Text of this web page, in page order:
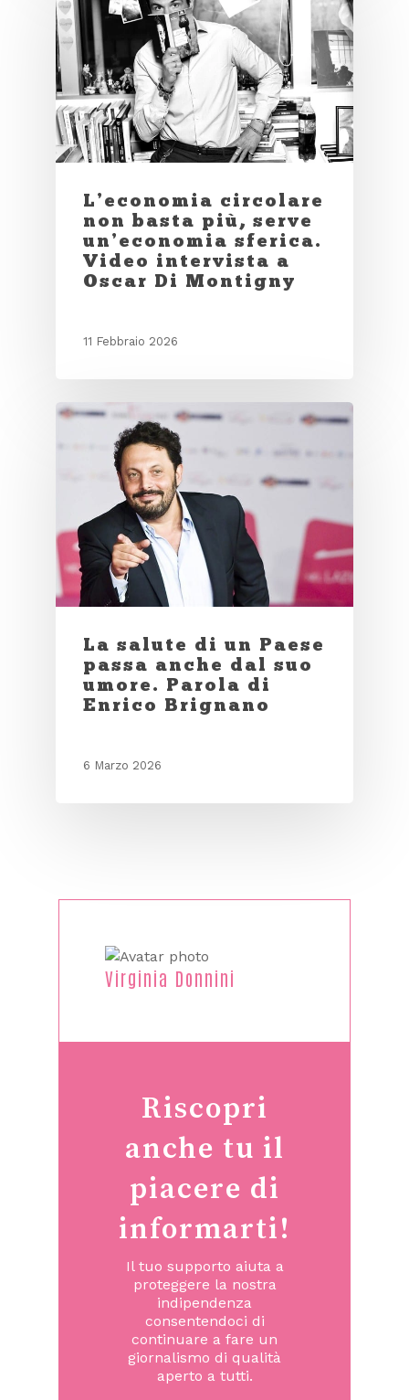
L’economia circolare
non basta più, serve
un’economia sferica.
Video intervista a
Oscar Di Montigny
11 Febbraio 2026
La salute di un Paese
passa anche dal suo
umore. Parola di
Enrico Brignano
6 Marzo 2026
Virginia Donnini
Riscopri
anche tu il
piacere di
informarti!
Il tuo supporto aiuta a
proteggere la nostra
indipendenza
consentendoci di
continuare a fare un
giornalismo di qualità
aperto a tutti.